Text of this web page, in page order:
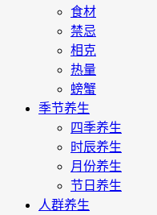
食材
禁忌
相克
热量
螃蟹
季节养生
四季养生
时辰养生
月份养生
节日养生
人群养生